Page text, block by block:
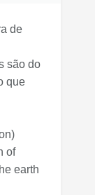
de
são do
que
of
earth